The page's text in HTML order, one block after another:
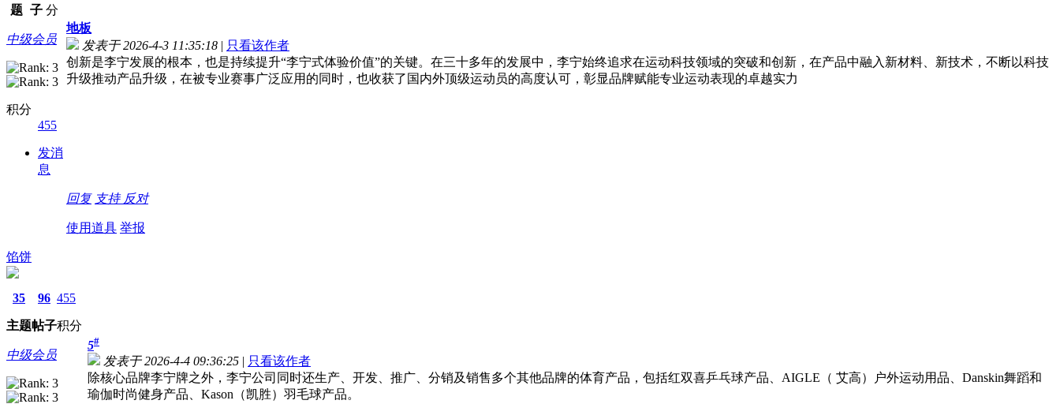
题 子 分
中级会员
积分
455
发消
息
地板
发表于 2026-4-3 11:35:18 | 只看该作者
创新是李宁发展的根本，也是持续提升“李宁式体验价值”的关键。在三十多年的发展中，李宁始终追求在运动科技领域的突破和创新，在产品中融入新材料、新技术，不断以科技
升级推动产品升级，在被专业赛事广泛应用的同时，也收获了国内外顶级运动员的高度认可，彰显品牌赋能专业运动表现的卓越实力
回复 支持 反对
使用道具 举报
馅饼
35
主题
96
帖子
455
积分
中级会员
5#
发表于 2026-4-4 09:36:25 | 只看该作者
除核心品牌李宁牌之外，李宁公司同时还生产、开发、推广、分销及销售多个其他品牌的体育产品，包括红双喜乒乓球产品、AIGLE（ 艾高）户外运动用品、Danskin舞蹈和
瑜伽时尚健身产品、Kason（凯胜）羽毛球产品。